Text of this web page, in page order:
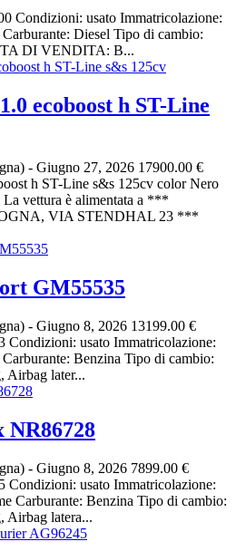
Condizioni: usato Immatricolazione:
Diesel Tipo di cambio:
DI VENDITA: B...
ecoboost h ST-Line
- Giugno 27, 2026 17900.00 €
h ST-Line s&s 125cv color Nero
vettura è alimentata a ***
VIA STENDHAL 23 ***
GM55535
- Giugno 8, 2026 13199.00 €
Condizioni: usato Immatricolazione:
Benzina Tipo di cambio:
Airbag later...
- Giugno 8, 2026 7899.00 €
Condizioni: usato Immatricolazione:
Carburante: Benzina Tipo di cambio:
Airbag latera...